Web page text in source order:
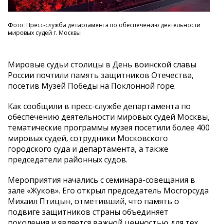
Фото: Пресс-служба департамента по обеспечению деятельности
мировых судей г. Москвы
Мировые судьи столицы в День воинской славы
России почтили память защитников Отечества,
посетив Музей Победы на Поклонной горе.
Как сообщили в пресс-службе департамента по
обеспечению деятельности мировых судей Москвы,
тематические программы музея посетили более 400
мировых судей, сотрудники Московского
городского суда и департамента, а также
председатели районных судов.
Мероприятия начались с семинара-совещания в
зале «Жуков». Его открыл председатель Мосгорсуда
Михаил Птицын, отметивший, что память о
подвиге защитников страны объединяет